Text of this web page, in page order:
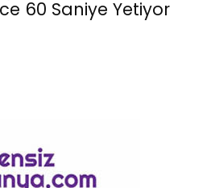
60 Saniye Yetiyor